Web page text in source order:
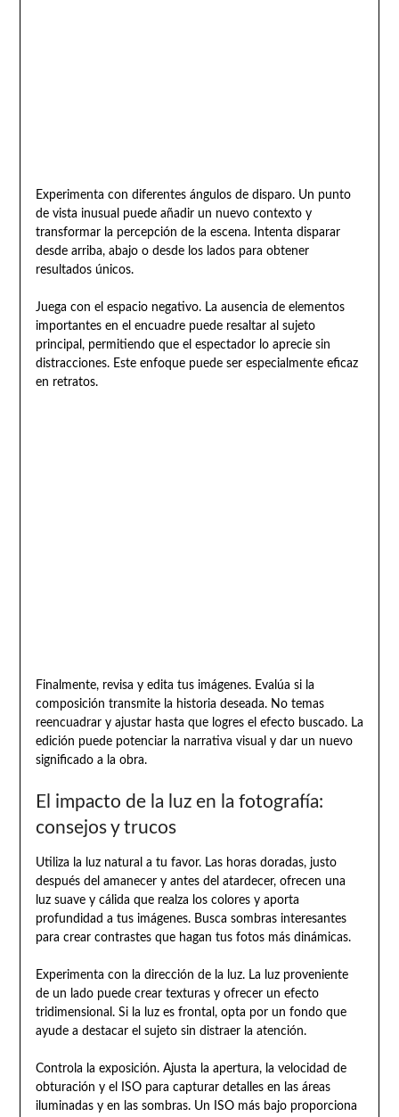
Experimenta con diferentes ángulos de disparo. Un punto
de vista inusual puede añadir un nuevo contexto y
transformar la percepción de la escena. Intenta disparar
desde arriba, abajo o desde los lados para obtener
resultados únicos.
Juega con el espacio negativo. La ausencia de elementos
importantes en el encuadre puede resaltar al sujeto
principal, permitiendo que el espectador lo aprecie sin
distracciones. Este enfoque puede ser especialmente eficaz
en retratos.
Finalmente, revisa y edita tus imágenes. Evalúa si la
composición transmite la historia deseada. No temas
reencuadrar y ajustar hasta que logres el efecto buscado. La
edición puede potenciar la narrativa visual y dar un nuevo
significado a la obra.
El impacto de la luz en la fotografía:
consejos y trucos
Utiliza la luz natural a tu favor. Las horas doradas, justo
después del amanecer y antes del atardecer, ofrecen una
luz suave y cálida que realza los colores y aporta
profundidad a tus imágenes. Busca sombras interesantes
para crear contrastes que hagan tus fotos más dinámicas.
Experimenta con la dirección de la luz. La luz proveniente
de un lado puede crear texturas y ofrecer un efecto
tridimensional. Si la luz es frontal, opta por un fondo que
ayude a destacar el sujeto sin distraer la atención.
Controla la exposición. Ajusta la apertura, la velocidad de
obturación y el ISO para capturar detalles en las áreas
iluminadas y en las sombras. Un ISO más bajo proporciona